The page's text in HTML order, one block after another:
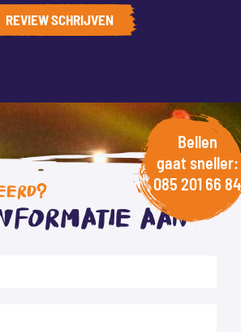
REVIEW SCHRIJVEN
Bellen
gaat sneller:
085 201 66 84
aan